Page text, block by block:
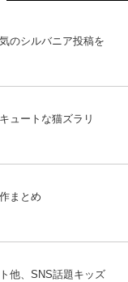
のシルバニア投稿を
ュートな猫ズラリ
まとめ
他、SNS話題キッズ